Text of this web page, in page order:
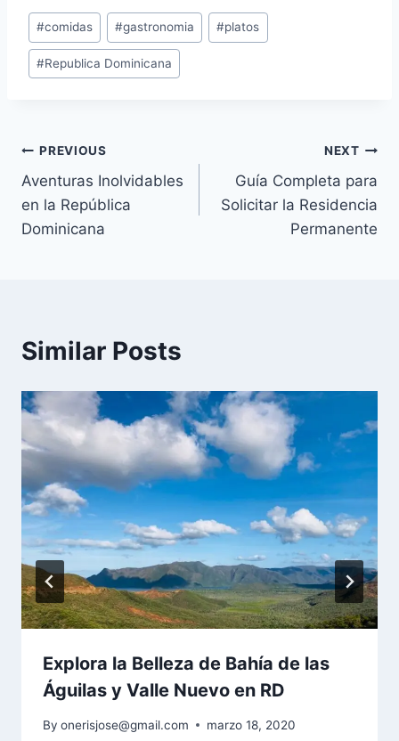
Post
Tags:
#comidas #gastronomia #platos
#Republica Dominicana
Navegación
de
entradas
PREVIOUS
Aventuras Inolvidables
en la República
Dominicana
NEXT
Guía Completa para
Solicitar la Residencia
Permanente
Similar Posts
Explora la Belleza de Bahía de las
Águilas y Valle Nuevo en RD
By onerisjose@gmail.com marzo 18, 2020